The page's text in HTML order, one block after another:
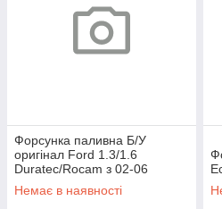
Форсунка паливна Б/У
оригінал Ford 1.3/1.6
Duratec/Rocam з 02-06
Немає в наявності